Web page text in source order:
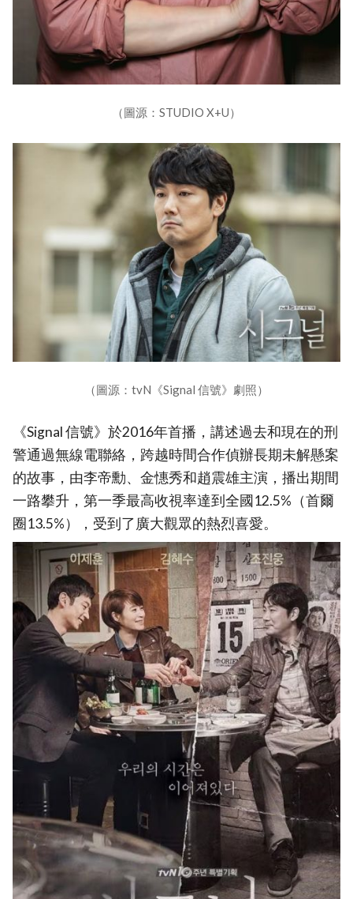
（圖源：STUDIO X+U）
（圖源：tvN《Signal 信號》劇照）
《Signal 信號》於2016年首播，講述過去和現在的刑
警通過無線電聯絡，跨越時間合作偵辦長期未解懸案
的故事，由李帝勳、金憓秀和趙震雄主演，播出期間
一路攀升，第一季最高收視率達到全國12.5%（首爾
圈13.5%），受到了廣大觀眾的熱烈喜愛。